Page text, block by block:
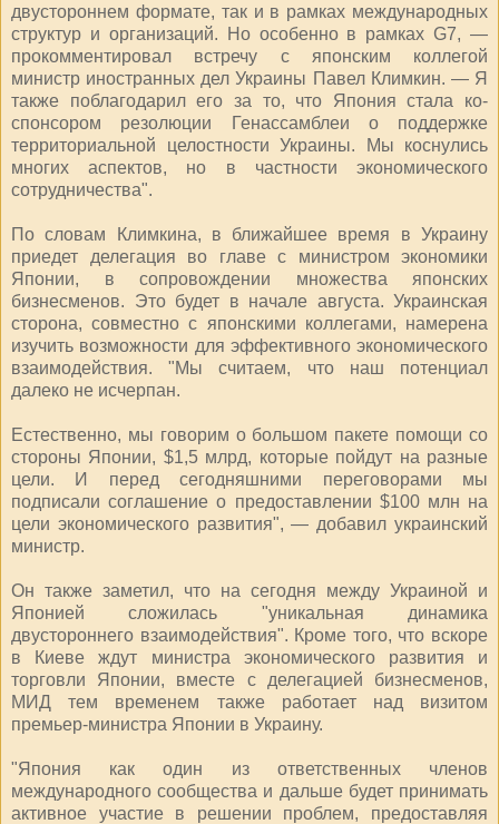
двустороннем формате, так и в рамках международных
структур и организаций. Но особенно в рамках G7, —
прокомментировал встречу с японским коллегой
министр иностранных дел Украины Павел Климкин. — Я
также поблагодарил его за то, что Япония стала ко-
спонсором резолюции Генассамблеи о поддержке
территориальной целостности Украины. Мы коснулись
многих аспектов, но в частности экономического
сотрудничества".
По словам Климкина, в ближайшее время в Украину
приедет делегация во главе с министром экономики
Японии, в сопровождении множества японских
бизнесменов. Это будет в начале августа. Украинская
сторона, совместно с японскими коллегами, намерена
изучить возможности для эффективного экономического
взаимодействия. "Мы считаем, что наш потенциал
далеко не исчерпан.
Естественно, мы говорим о большом пакете помощи со
стороны Японии, $1,5 млрд, которые пойдут на разные
цели. И перед сегодняшними переговорами мы
подписали соглашение о предоставлении $100 млн на
цели экономического развития", — добавил украинский
министр.
Он также заметил, что на сегодня между Украиной и
Японией сложилась "уникальная динамика
двустороннего взаимодействия". Кроме того, что вскоре
в Киеве ждут министра экономического развития и
торговли Японии, вместе с делегацией бизнесменов,
МИД тем временем также работает над визитом
премьер-министра Японии в Украину.
"Япония как один из ответственных членов
международного сообщества и дальше будет принимать
активное участие в решении проблем, предоставляя